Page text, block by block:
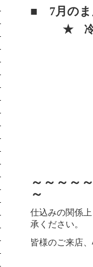
■ 7月のま
★ 冷し
～～～～
～
仕込みの関係
承ください。
皆様のご来店